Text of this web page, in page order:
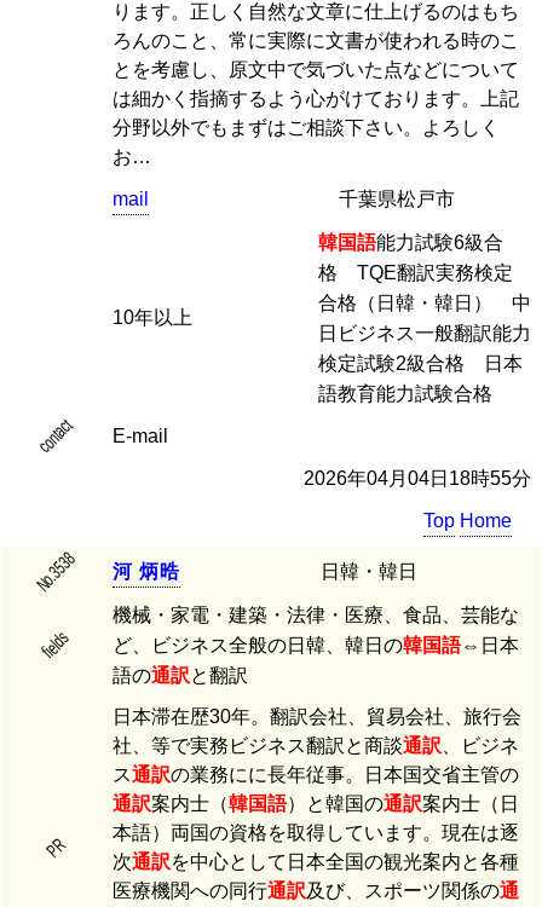
ります。正しく自然な文章に仕上げるのはもち
ろんのこと、常に実際に文書が使われる時のこ
とを考慮し、原文中で気づいた点などについて
は細かく指摘するよう心がけております。上記
分野以外でもまずはご相談下さい。よろしく
お…
mail 千葉県松戸市
10年以上
韓国語能力試験6級合
格 TQE翻訳実務検定
合格（日韓・韓日） 中
日ビジネス一般翻訳能力
検定試験2級合格 日本
語教育能力試験合格
contact E-mail
2026年04月04日18時55分
Top Home
No.3538 河 炳晧 日韓・韓日
fields
機械・家電・建築・法律・医療、食品、芸能な
ど、ビジネス全般の日韓、韓日の韓国語⇔日本
語の通訳と翻訳
PR
日本滞在歴30年。翻訳会社、貿易会社、旅行会
社、等で実務ビジネス翻訳と商談通訳 、ビジネ
ス通訳の業務にに長年従事。日本国交省主管の
通訳案内士（韓国語）と韓国の通訳案内士（日
本語）両国の資格を取得しています。現在は逐
次通訳を中心として日本全国の観光案内と各種
医療機関への同行通訳及び、スポーツ関係の通